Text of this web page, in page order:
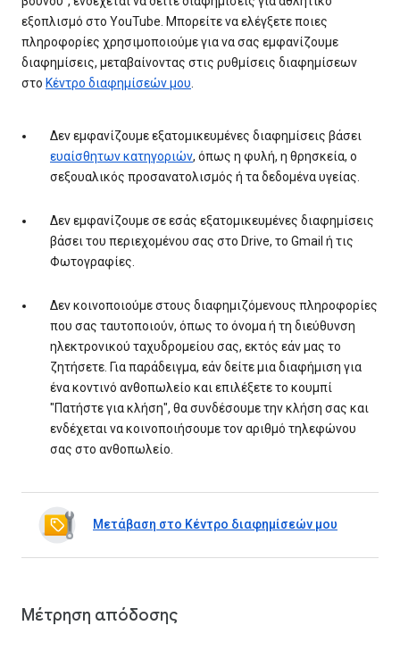
εξοπλισμό στο YouTube. Μπορείτε να ελέγξετε ποιες
πληροφορίες χρησιμοποιούμε για να σας εμφανίζουμε
διαφημίσεις, μεταβαίνοντας στις ρυθμίσεις διαφημίσεων
στο Κέντρο διαφημίσεών μου
Δεν εμφανίζουμε εξατομικευμένες διαφημίσεις βάσει
ευαίσθητων κατηγοριών, όπως η φυλή, η θρησκεία, ο
σεξουαλικός προσανατολισμός ή τα δεδομένα υγείας.
Δεν εμφανίζουμε σε εσάς εξατομικευμένες διαφημίσεις
βάσει του περιεχομένου σας στο Drive, το Gmail ή τις
Φωτογραφίες.
Δεν κοινοποιούμε στους διαφημιζόμενους πληροφορίες
που σας ταυτοποιούν, όπως το όνομα ή τη διεύθυνση
ηλεκτρονικού ταχυδρομείου σας, εκτός εάν μας το
ζητήσετε. Για παράδειγμα, εάν δείτε μια διαφήμιση για
ένα κοντινό ανθοπωλείο και επιλέξετε το κουμπί
"Πατήστε για κλήση", θα συνδέσουμε την κλήση σας και
ενδέχεται να κοινοποιήσουμε τον αριθμό τηλεφώνου
σας στο ανθοπωλείο.
Μετάβαση στο Κέντρο διαφημίσεών μου
Μέτρηση απόδοσης